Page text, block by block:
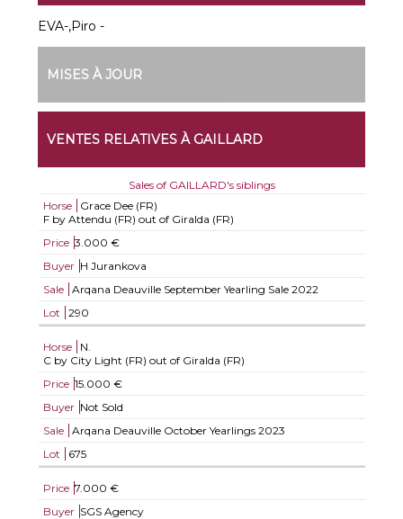
EVA-,Piro -
MISES À JOUR
VENTES RELATIVES À GAILLARD
Sales of GAILLARD's siblings
Horse
Grace Dee (FR)
F by Attendu (FR) out of Giralda (FR)
Price 3.000 €
Buyer H Jurankova
Sale
Arqana Deauville September Yearling Sale 2022
Lot
290
Horse
N.
C by City Light (FR) out of Giralda (FR)
Price 15.000 €
Buyer Not Sold
Sale
Arqana Deauville October Yearlings 2023
Lot
675
Price 7.000 €
Buyer SGS Agency